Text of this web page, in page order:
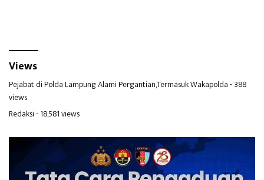
Views
Pejabat di Polda Lampung Alami Pergantian,Termasuk Wakapolda- 388
views
Redaksi- 18,581 views